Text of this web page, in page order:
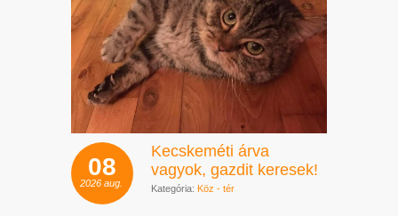
08
2026 aug.
Kecskeméti árva
vagyok, gazdit keresek!
Kategória: Köz - tér